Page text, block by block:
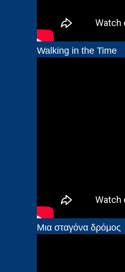
Walking in the Time
Μια σταγόνα δρόμος